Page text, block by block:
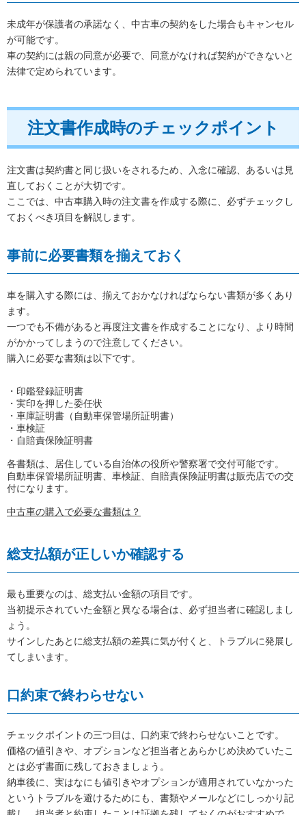
未成年が保護者の承諾なく、中古車の契約をした場合もキャンセル
が可能です。
車の契約には親の同意が必要で、同意がなければ契約ができないと
法律で定められています。
注文書作成時のチェックポイント
注文書は契約書と同じ扱いをされるため、入念に確認、あるいは見
直しておくことが大切です。
ここでは、中古車購入時の注文書を作成する際に、必ずチェックし
ておくべき項目を解説します。
事前に必要書類を揃えておく
車を購入する際には、揃えておかなければならない書類が多くあり
ます。
一つでも不備があると再度注文書を作成することになり、より時間
がかかってしまうので注意してください。
購入に必要な書類は以下です。
・印鑑登録証明書
・実印を押した委任状
・車庫証明書（自動車保管場所証明書）
・車検証
・自賠責保険証明書
各書類は、居住している自治体の役所や警察署で交付可能です。
自動車保管場所証明書、車検証、自賠責保険証明書は販売店での交
付になります。
中古車の購入で必要な書類は？
総支払額が正しいか確認する
最も重要なのは、総支払い金額の項目です。
当初提示されていた金額と異なる場合は、必ず担当者に確認しまし
ょう。
サインしたあとに総支払額の差異に気が付くと、トラブルに発展し
てしまいます。
口約束で終わらせない
チェックポイントの三つ目は、口約束で終わらせないことです。
価格の値引きや、オプションなど担当者とあらかじめ決めていたこ
とは必ず書面に残しておきましょう。
納車後に、実はなにも値引きやオプションが適用されていなかった
というトラブルを避けるためにも、書類やメールなどにしっかり記